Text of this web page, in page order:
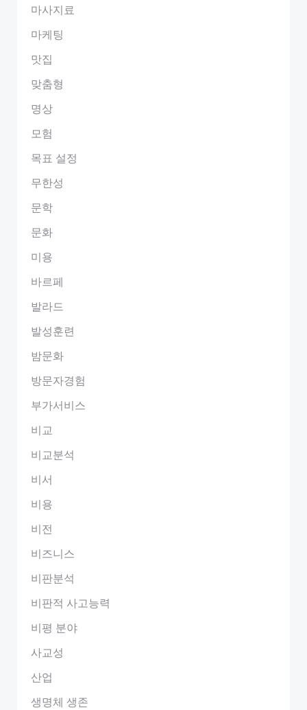
마사지료
마케팅
맛집
맞춤형
명상
모험
목표 설정
무한성
문학
문화
미용
바르페
발라드
발성훈련
밤문화
방문자경험
부가서비스
비교
비교분석
비서
비용
비전
비즈니스
비판분석
비판적 사고능력
비평 분야
사교성
산업
생명체 생존